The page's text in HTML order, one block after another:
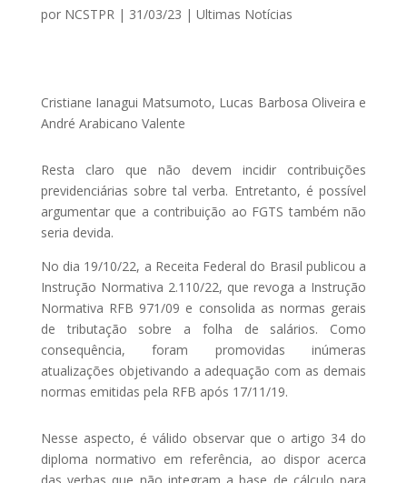
por NCSTPR| 31/03/23 | Ultimas Notícias
Cristiane Ianagui Matsumoto, Lucas Barbosa Oliveira e
André Arabicano Valente
Resta claro que não devem incidir contribuições
previdenciárias sobre tal verba. Entretanto, é possível
argumentar que a contribuição ao FGTS também não
seria devida.
No dia 19/10/22, a Receita Federal do Brasil publicou a
Instrução Normativa 2.110/22, que revoga a Instrução
Normativa RFB 971/09 e consolida as normas gerais
de tributação sobre a folha de salários. Como
consequência, foram promovidas inúmeras
atualizações objetivando a adequação com as demais
normas emitidas pela RFB após 17/11/19.
Nesse aspecto, é válido observar que o artigo 34 do
diploma normativo em referência, ao dispor acerca